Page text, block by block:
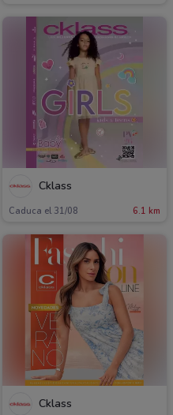
Cklass
Caduca el 31/08 6.1 km
Cklass